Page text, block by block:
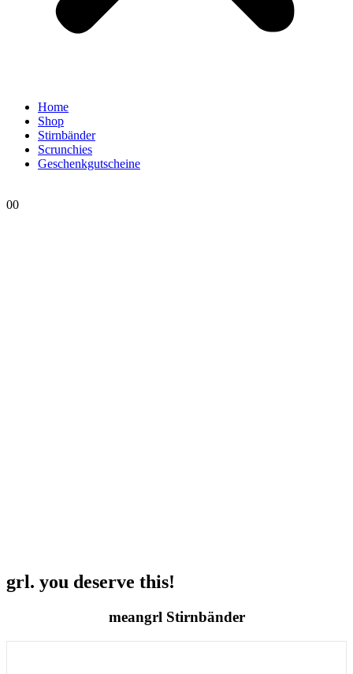
Home
Shop
Stirnbänder
Scrunchies
Geschenkgutscheine
00
grl. you deserve this!
meangrl Stirnbänder